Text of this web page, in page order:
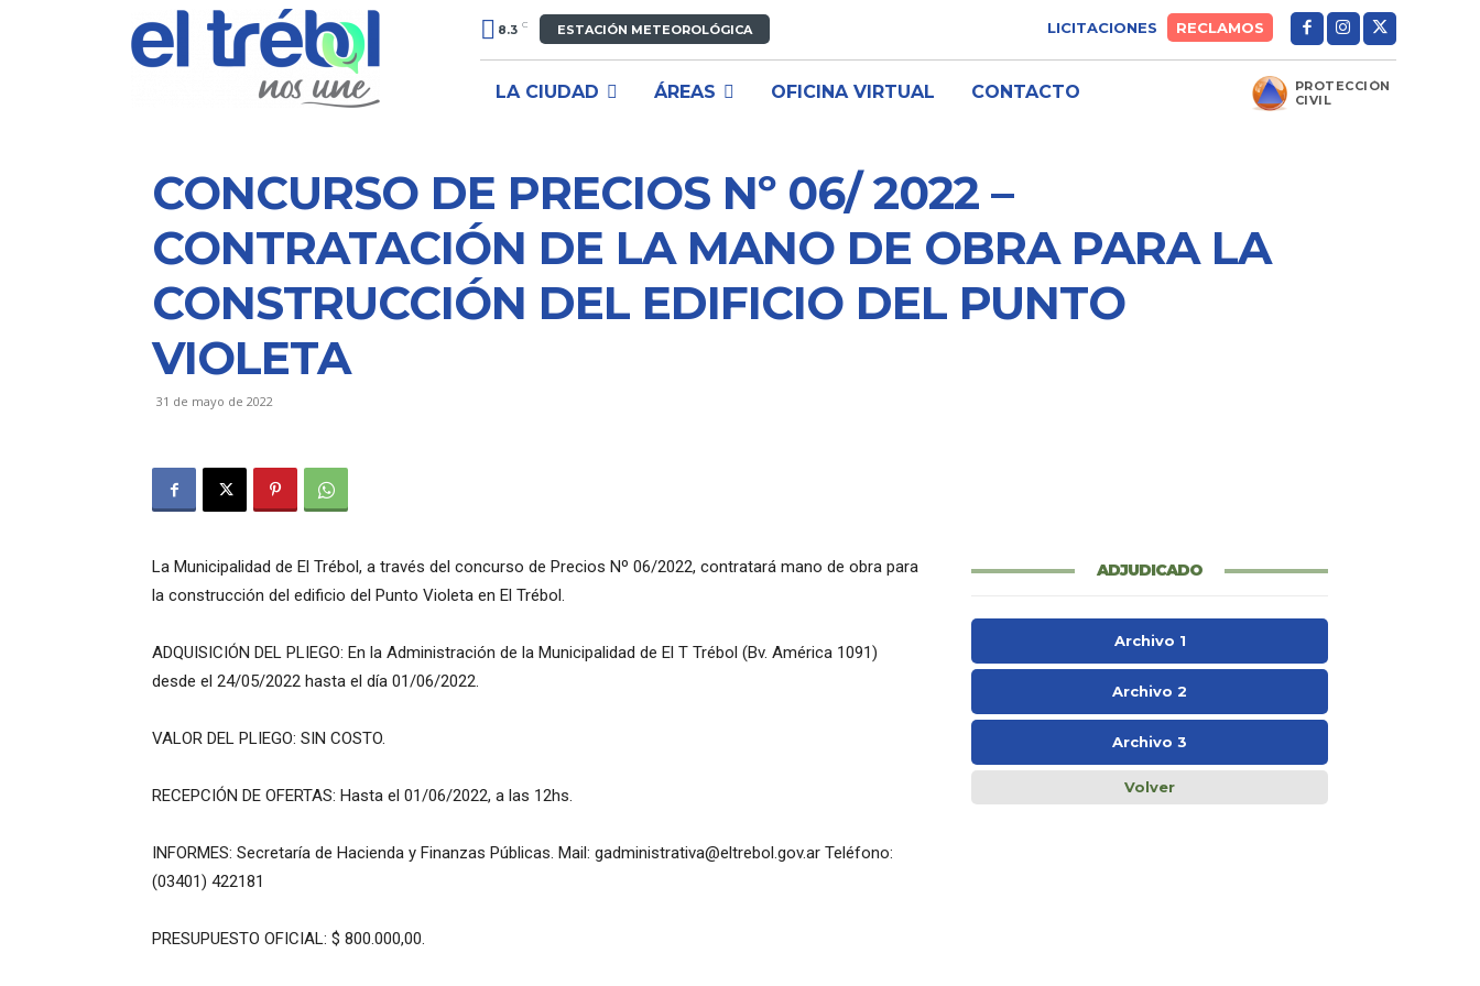
8.3 C ESTACIÓN METEOROLÓGICA LICITACIONES RECLAMOS
LA CIUDAD ÁREAS OFICINA VIRTUAL CONTACTO
PROTECCIÓN
CIVIL
CONCURSO DE PRECIOS Nº 06/ 2022 –
CONTRATACIÓN DE LA MANO DE OBRA PARA LA
CONSTRUCCIÓN DEL EDIFICIO DEL PUNTO
VIOLETA
31 de mayo de 2022
La Municipalidad de El Trébol, a través del concurso de Precios Nº 06/2022, contratará mano de obra para
la construcción del edificio del Punto Violeta en El Trébol.
ADQUISICIÓN DEL PLIEGO: En la Administración de la Municipalidad de El T Trébol (Bv. América 1091)
desde el 24/05/2022 hasta el día 01/06/2022.
VALOR DEL PLIEGO: SIN COSTO.
RECEPCIÓN DE OFERTAS: Hasta el 01/06/2022, a las 12hs.
INFORMES: Secretaría de Hacienda y Finanzas Públicas. Mail: gadministrativa@eltrebol.gov.ar Teléfono:
(03401) 422181
PRESUPUESTO OFICIAL: $ 800.000,00.
ADJUDICADO
Archivo 1
Archivo 2
Archivo 3
Volver